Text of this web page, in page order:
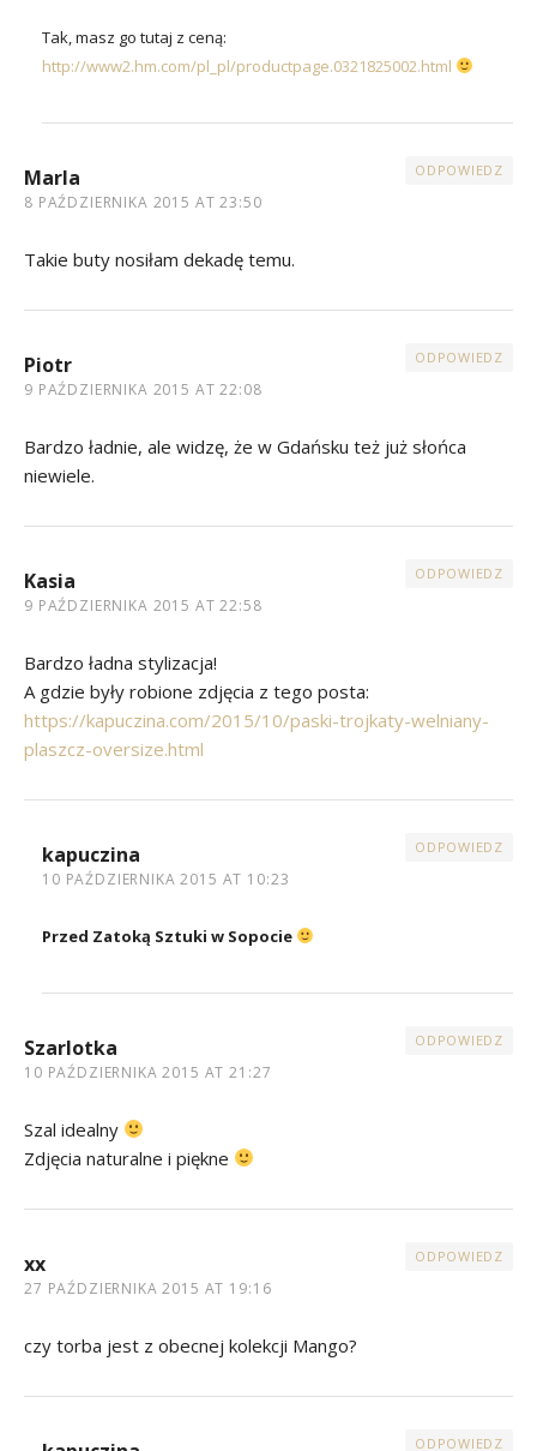
Tak, masz go tutaj z ceną:
http://www2.hm.com/pl_pl/productpage.0321825002.html
Marla
8 PAŹDZIERNIKA 2015 AT 23:50
ODPOWIEDZ
Takie buty nosiłam dekadę temu.
Piotr
9 PAŹDZIERNIKA 2015 AT 22:08
ODPOWIEDZ
Bardzo ładnie, ale widzę, że w Gdańsku też już słońca
niewiele.
Kasia
9 PAŹDZIERNIKA 2015 AT 22:58
ODPOWIEDZ
Bardzo ładna stylizacja!
A gdzie były robione zdjęcia z tego posta:
https://kapuczina.com/2015/10/paski-trojkaty-welniany-
plaszcz-oversize.html
kapuczina
10 PAŹDZIERNIKA 2015 AT 10:23
ODPOWIEDZ
Przed Zatoką Sztuki w Sopocie
Szarlotka
10 PAŹDZIERNIKA 2015 AT 21:27
ODPOWIEDZ
Szal idealny
Zdjęcia naturalne i piękne
xx
27 PAŹDZIERNIKA 2015 AT 19:16
ODPOWIEDZ
czy torba jest z obecnej kolekcji Mango?
ODPOWIEDZ